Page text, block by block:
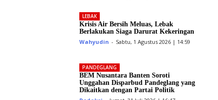
LEBAK
Krisis Air Bersih Meluas, Lebak
Berlakukan Siaga Darurat Kekeringan
Wahyudin - Sabtu, 1 Agustus 2026 | 14:59
PANDEGLANG
BEM Nusantara Banten Soroti
Unggahan Disparbud Pandeglang yang
Dikaitkan dengan Partai Politik